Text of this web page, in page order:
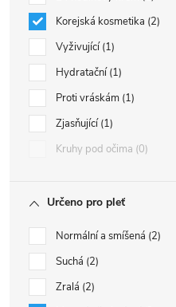
Korejská kosmetika 2
Vyživující 1
Hydratační 1
Proti vráskám 1
Zjasňující 1
Kruhy pod očima 0
Určeno pro pleť
Normální a smíšená 2
Suchá 2
Zralá 2